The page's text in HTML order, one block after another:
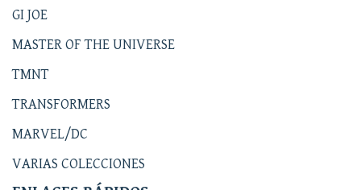
GI JOE
MASTER OF THE UNIVERSE
TMNT
TRANSFORMERS
MARVEL/DC
VARIAS COLECCIONES